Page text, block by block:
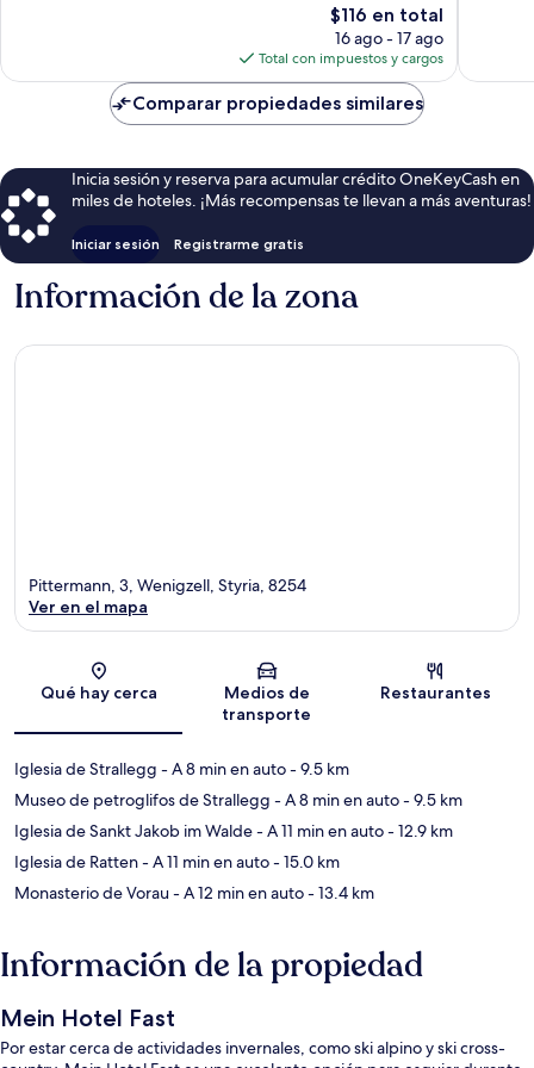
El
precio
actual
es
de
$116
$116 en total
16 ago - 17 ago
Total con impuestos y cargos
Comparar propiedades similares
Inicia sesión y reserva para acumular crédito OneKeyCash en
miles de hoteles. ¡Más recompensas te llevan a más aventuras!
Iniciar sesión Registrarme gratis
Información de la zona
Sección del mapa
Pittermann, 3, Wenigzell, Styria, 8254
Ver en el mapa
Qué hay cerca
Medios de
transporte
Restaurantes
Iglesia de Strallegg - A 8 min en auto- 9.5 km
Museo de petroglifos de Strallegg - A 8 min en auto- 9.5 km
Iglesia de Sankt Jakob im Walde- A 11 min en auto- 12.9 km
Iglesia de Ratten- A 11 min en auto- 15.0 km
Monasterio de Vorau- A 12 min en auto- 13.4 km
Información de la propiedad
Mein Hotel Fast
Por estar cerca de actividades invernales, como ski alpino y ski cross-